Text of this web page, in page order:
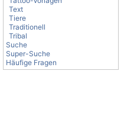
Text
Tiere
Traditionell
Tribal
Suche
Super-Suche
Häufige Fragen